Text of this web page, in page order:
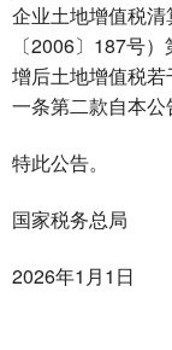
企业土地增值税
〔2006〕187号
增后土地增值税
一条第二款自本公
特此公告。
国家税务总局
2026年1月1日